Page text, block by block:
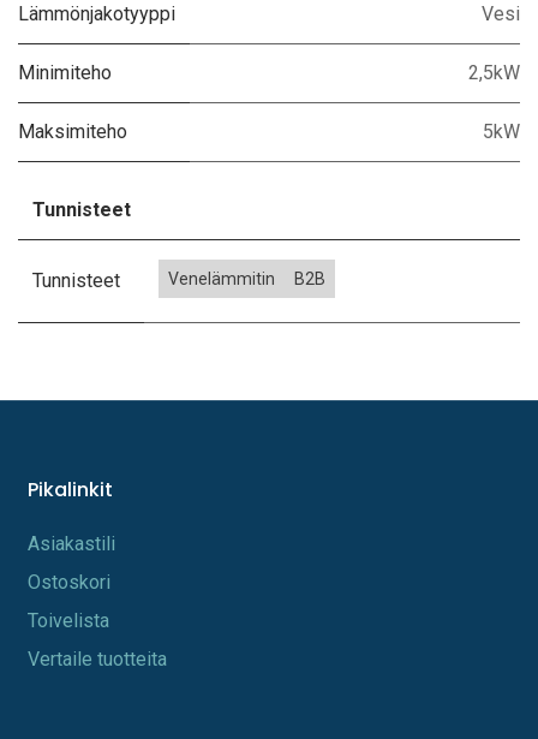
Lämmönjakotyyppi Vesi
Minimiteho 2,5kW
Maksimiteho 5kW
Tunnisteet
Tunnisteet Venelämmitin B2B
Pikalinkit
A​s​iakastili
Os​toskori
Toi​velista
Vertaile tuotteita